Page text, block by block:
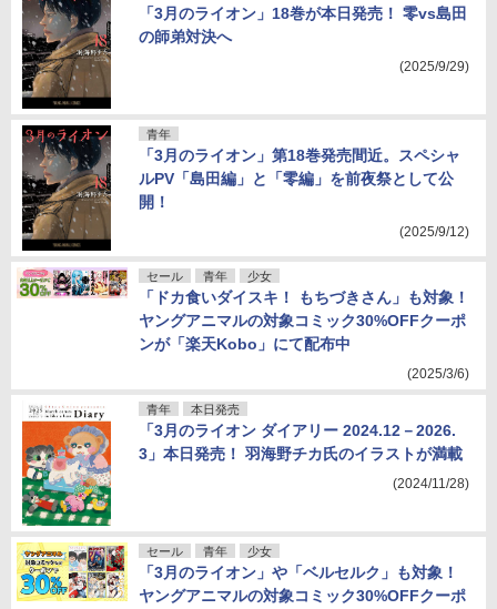
「3月のライオン」18巻が本日発売！ 零vs島田
の師弟対決へ
(2025/9/29)
青年
「3月のライオン」第18巻発売間近。スペシャ
ルPV「島田編」と「零編」を前夜祭として公
開！
(2025/9/12)
セール 青年 少女
「ドカ食いダイスキ！ もちづきさん」も対象！
ヤングアニマルの対象コミック30%OFFクーポ
ンが「楽天Kobo」にて配布中
(2025/3/6)
青年 本日発売
「3月のライオン ダイアリー 2024.12－2026.
3」本日発売！ 羽海野チカ氏のイラストが満載
(2024/11/28)
セール 青年 少女
「3月のライオン」や「ベルセルク」も対象！
ヤングアニマルの対象コミック30%OFFクーポ